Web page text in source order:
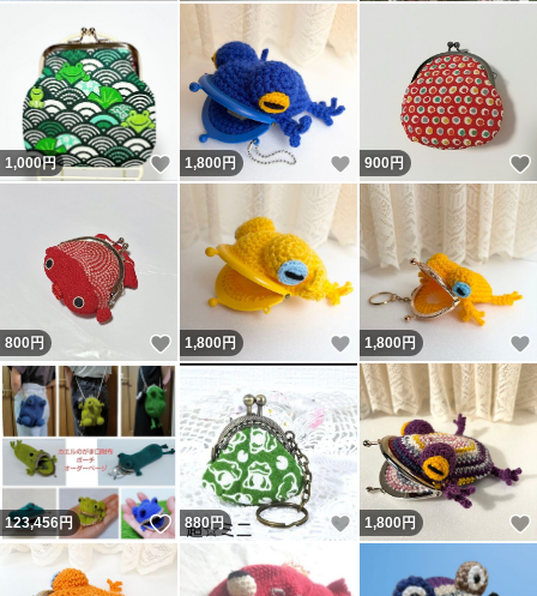
1,000円 いいね！
1,800円 いいね！
900円
800円 いいね！
1,800円 いいね！
1,800円
123,456円 いいね！
880円 いいね！
1,800円